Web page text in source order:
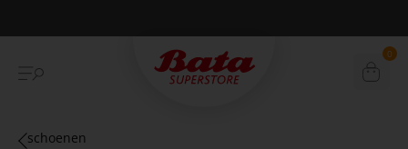
Betaal achteraf met Klarna 0
schoenen